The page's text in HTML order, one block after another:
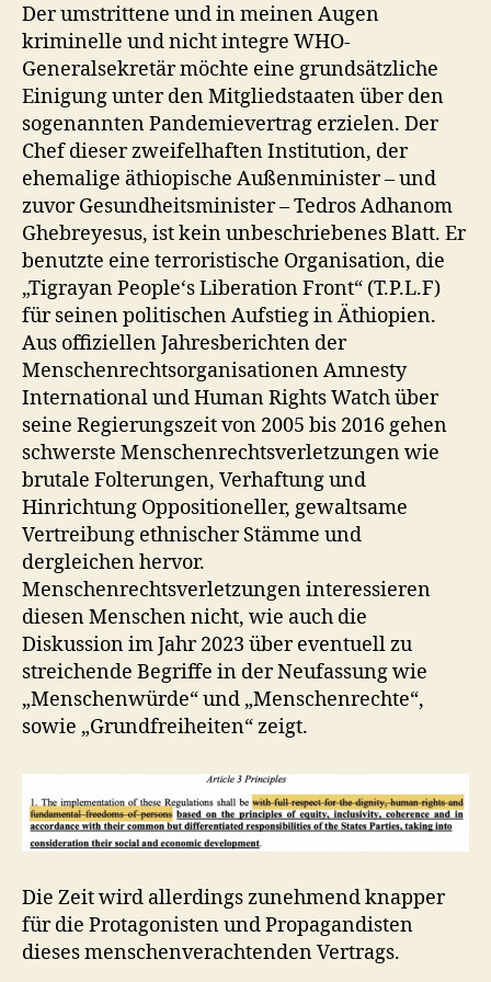
Der umstrittene und in meinen Augen
kriminelle und nicht integre WHO-
Generalsekretär möchte eine grundsätzliche
Einigung unter den Mitgliedstaaten über den
sogenannten Pandemievertrag erzielen. Der
Chef dieser zweifelhaften Institution, der
ehemalige äthiopische Außenminister – und
zuvor Gesundheitsminister – Tedros Adhanom
Ghebreyesus, ist kein unbeschriebenes Blatt. Er
benutzte eine terroristische Organisation, die
„Tigrayan People‘s Liberation Front“ (T.P.L.F)
für seinen politischen Aufstieg in Äthiopien.
Aus offiziellen Jahresberichten der
Menschenrechtsorganisationen Amnesty
International und Human Rights Watch über
seine Regierungszeit von 2005 bis 2016 gehen
schwerste Menschenrechtsverletzungen wie
brutale Folterungen, Verhaftung und
Hinrichtung Oppositioneller, gewaltsame
Vertreibung ethnischer Stämme und
dergleichen hervor.
Menschenrechtsverletzungen interessieren
diesen Menschen nicht, wie auch die
Diskussion im Jahr 2023 über eventuell zu
streichende Begriffe in der Neufassung wie
„Menschenwürde“ und „Menschenrechte“,
sowie „Grundfreiheiten“ zeigt.
Die Zeit wird allerdings zunehmend knapper
für die Protagonisten und Propagandisten
dieses menschenverachtenden Vertrags.